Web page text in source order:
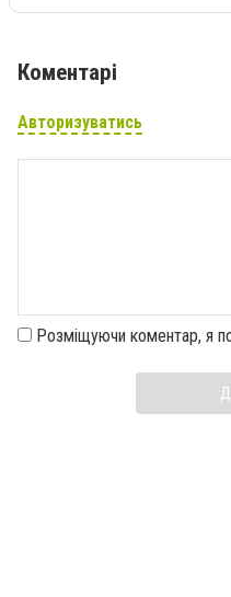
Коментарі
Авторизуватись
Розміщуючи коментар, я